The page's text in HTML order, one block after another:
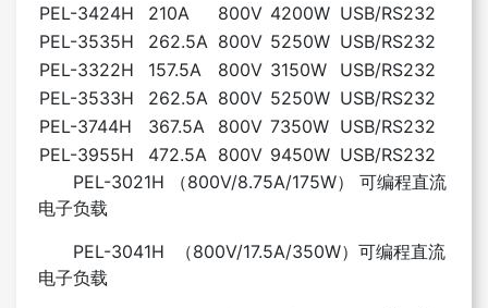
PEL-3424H
210A 800V 4200W USB/RS232
PEL-3535H
262.5A 800V 5250W USB/RS232
PEL-3322H
157.5A 800V 3150W
USB/RS232
PEL-3533H
262.5A 800V 5250W USB/RS232
PEL-3744H
367.5A 800V 7350W USB/RS232
PEL-3955H
472.5A 800V 9450W USB/RS232
PEL-3021H （800V/8.75A/175W） 可编程直流
电子负载
PEL-3041H （800V/17.5A/350W）可编程直流
电子负载